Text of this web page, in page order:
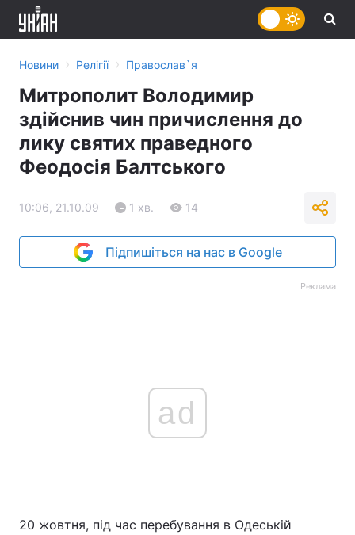
Новини › Релігії › Православ`я
Митрополит Володимир
здійснив чин причислення до
лику святих праведного
Феодосія Балтського
10:06, 21.10.09 1 хв. 14
Підпишіться на нас в Google
Реклама
ad
20 жовтня, під час перебування в Одеській